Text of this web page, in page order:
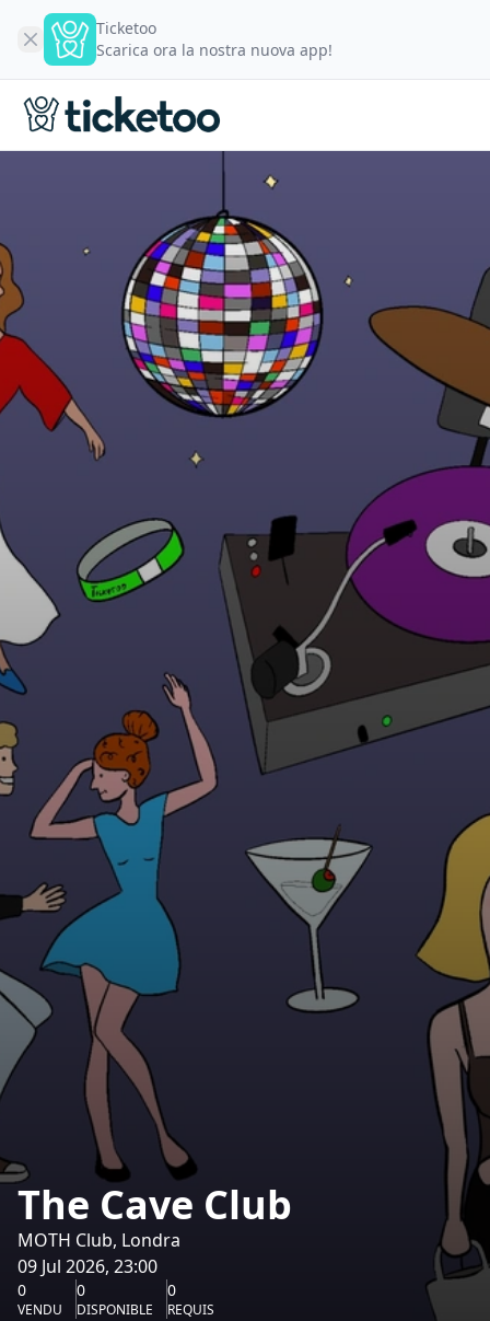
Ticketoo
Scarica ora la nostra nuova app!
The Cave Club
MOTH Club, Londra
09 Jul 2026, 23:00
0
VENDU
0
DISPONIBLE
0
REQUIS